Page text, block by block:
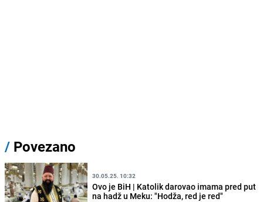
/ Povezano
30.05.25. 10:32
Ovo je BiH | Katolik darovao imama pred put
na hadž u Meku: "Hodža, red je red"